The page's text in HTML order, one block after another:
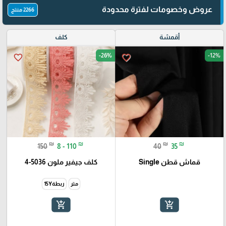
عروض وخصومات لفترة محدودة 2266 منتج
أقمشة
favorite_border -12%
40 ₪ 35 ₪
قماش قطن Single
add_shopping_cart
كلف
favorite_border -26%
150 ₪ 8 - 110 ₪
كلف جيفير ملون 5036-4
متر ربطة15Y
add_shopping_cart